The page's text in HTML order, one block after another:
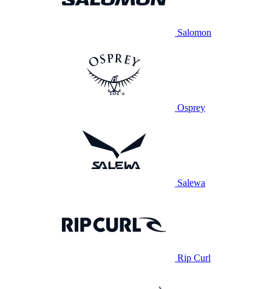
Salomon
Osprey
Salewa
Rip Curl